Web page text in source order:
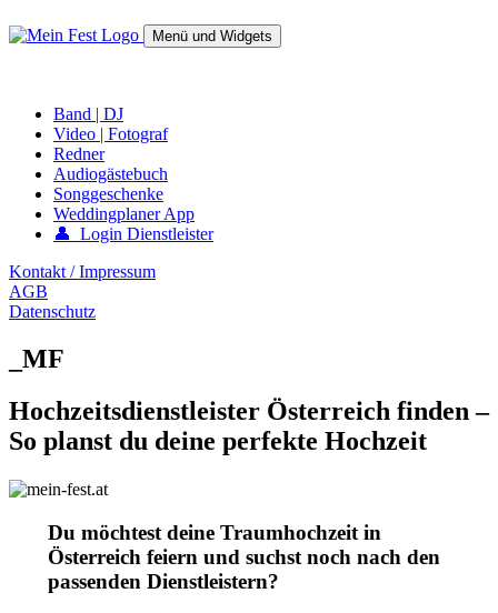
zum
Menü und Widgets
Band | DJ
Video | Fotograf
Redner
Audiogästebuch
Songgeschenke
Weddingplaner App
👤 Login Dienstleister
Kontakt / Impressum
AGB
Datenschutz
_MF
Hochzeitsdienstleister Österreich finden –
So planst du deine perfekte Hochzeit
Du möchtest deine Traumhochzeit in
Österreich feiern und suchst noch nach den
passenden Dienstleistern?